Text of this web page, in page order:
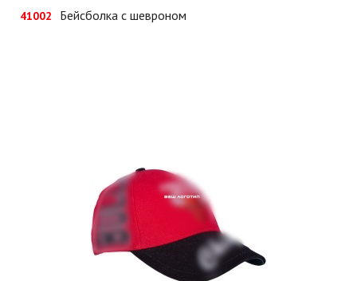
41002 Бейсболка с шевроном